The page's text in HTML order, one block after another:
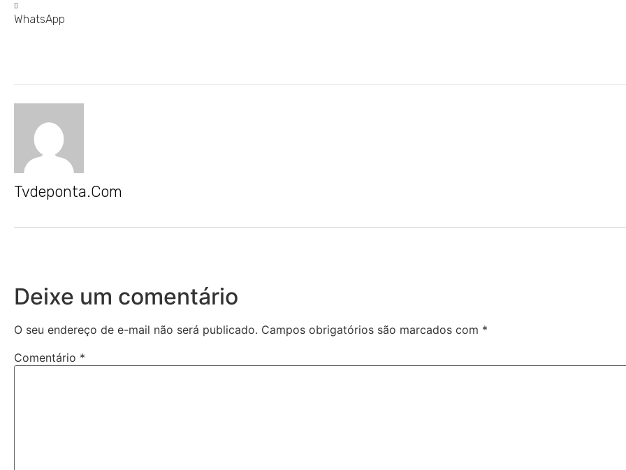
WhatsApp
Tvdeponta.com
Deixe um comentário
O seu endereço de e-mail não será publicado. Campos obrigatórios são marcados com *
Comentário *